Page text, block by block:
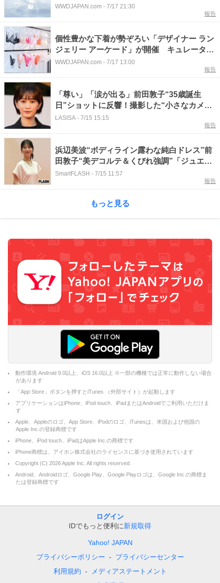
ンド「アイピーセクション」を発売
WWDJAPAN.com - 7/17 21:30
報告
個性豊かな下着が勢ぞろい「デザイナー ラン
ジェリー アーケード」が開催 キュレーター
に元AKBの前田敦子
WWDJAPAN.com - 7/17 13:00
報告
「尊い」「涙が出る」前田敦子“35歳誕生
日”ショットに反響！撮影した“小さなカメラ
マン”に称賛の声
LASISA - 7/15 15:15
報告
浜辺美波“ボディライン露わな純白ドレス”前
田敦子“美デコルテ＆くびれ強調”「ジュエリ
ーベストドレッサー」受賞女優の華麗な姿
SmartFLASH - 7/15 11:57
報告
もっと見る
動作環境 Android 9.0以上、iOS 16.0以上 ※一部の機種では正常に動作しない場合
があります
「App Store」ボタンを押すとiTunes （外部サイト）が起動します
アプリケーションはiPhone、iPod touch、iPadまたはAndroidでご利用いただけま
す
Apple、Appleのロゴ、App Store、iPodのロゴ、iTunesは、米国および他国の
Apple Inc.の登録商標です
iPhone、iPod touch、iPadはApple Inc.の商標です
iPhone商標は、アイホン株式会社のライセンスに基づき使用されています
Copyright (C) 2026Apple Inc. All rights reserved.
Android、Androidロゴ、Google Play、Google Playロゴは、Google Inc.の商標ま
たは登録商標です
ログイン
IDでもっと便利に新規取得
Yahoo! JAPAN
プライバシーポリシー
プライバシーセンター
利用規約
メディアステートメント